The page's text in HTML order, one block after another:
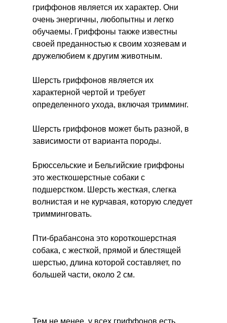
гриффонов является их характер. Они
очень энергичны, любопытны и легко
обучаемы. Гриффоны также известны
своей преданностью к своим хозяевам и
дружелюбием к другим животным.
Шерсть гриффонов является их
характерной чертой и требует
определенного ухода, включая тримминг.
Шерсть гриффонов может быть разной, в
зависимости от варианта породы.
Брюссельские и Бельгийские гриффоны
это жесткошерстные собаки с
подшерстком. Шерсть жесткая, слегка
волнистая и не курчавая, которую следует
тримминговать.
Пти-брабансона это короткошерстная
собака, с жесткой, прямой и блестящей
шерстью, длина которой составляет, по
большей части, около 2 см.
Тем не менее, у всех гриффонов есть